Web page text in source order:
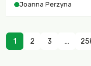
zachodzących zmian
Joanna Perzyna
1 2 3 …